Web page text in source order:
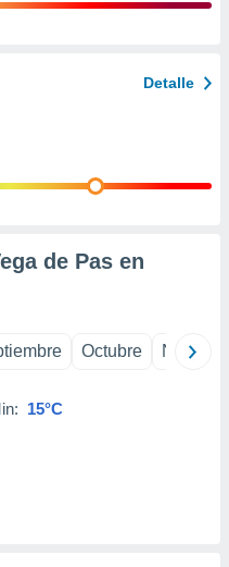
Detalle
de Pas en
Octubre
15°C